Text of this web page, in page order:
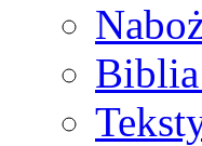
Biblia